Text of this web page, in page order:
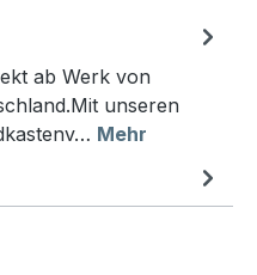
ab Werk von
unseren
Mehr